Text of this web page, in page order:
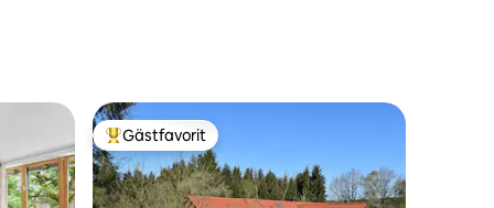
Populär gästfavorit
Gästfavorit